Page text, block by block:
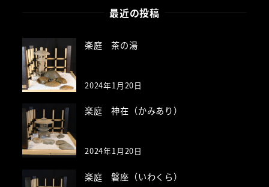
最近の投稿
楽庭 茶の湯
2024年1月20日
楽庭 神在（かみあり）
2024年1月20日
楽庭 磐座（いわくら）